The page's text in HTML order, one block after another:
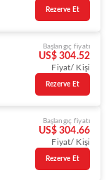
Rezerve Et
Başlangıç fiyatı
US$ 304.52
Fiyat/ Kişi
Rezerve Et
Başlangıç fiyatı
US$ 304.66
Fiyat/ Kişi
Rezerve Et